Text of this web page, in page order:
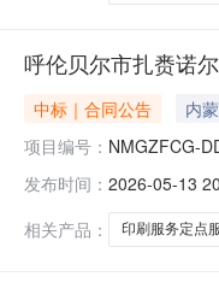
呼伦贝尔市扎赉诺
中标｜合同公告 内
项目编号： NMGZFCG-
发布时间： 2026-05-13
相关产品：
印刷服务定点